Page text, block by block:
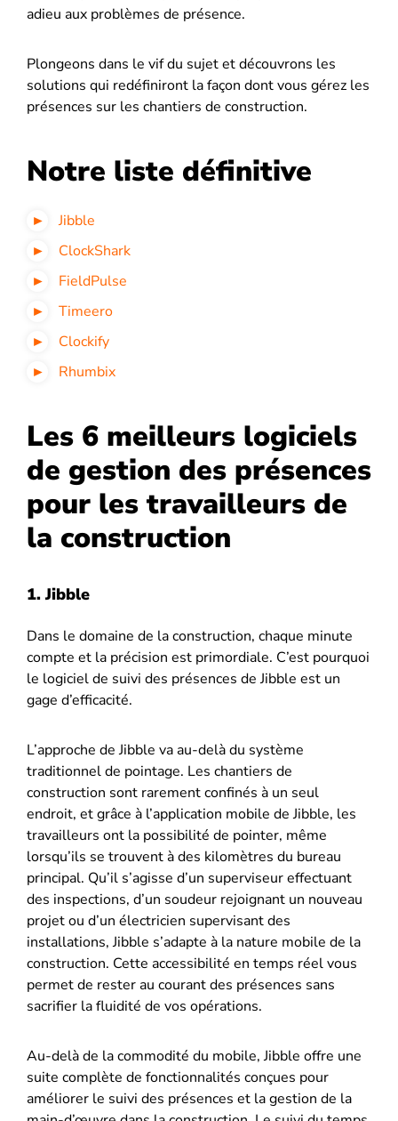
adieu aux problèmes de présence.
Plongeons dans le vif du sujet et découvrons les
solutions qui redéfiniront la façon dont vous gérez les
présences sur les chantiers de construction.
Notre liste définitive
Jibble
ClockShark
FieldPulse
Timeero
Clockify
Rhumbix
Les 6 meilleurs logiciels
de gestion des présences
pour les travailleurs de
la construction
1. Jibble
Dans le domaine de la construction, chaque minute
compte et la précision est primordiale. C’est pourquoi
le logiciel de suivi des présences de Jibble est un
gage d’efficacité.
L’approche de Jibble va au-delà du système
traditionnel de pointage. Les chantiers de
construction sont rarement confinés à un seul
endroit, et grâce à l’application mobile de Jibble, les
travailleurs ont la possibilité de pointer, même
lorsqu’ils se trouvent à des kilomètres du bureau
principal. Qu’il s’agisse d’un superviseur effectuant
des inspections, d’un soudeur rejoignant un nouveau
projet ou d’un électricien supervisant des
installations, Jibble s’adapte à la nature mobile de la
construction. Cette accessibilité en temps réel vous
permet de rester au courant des présences sans
sacrifier la fluidité de vos opérations.
Au-delà de la commodité du mobile, Jibble offre une
suite complète de fonctionnalités conçues pour
améliorer le suivi des présences et la gestion de la